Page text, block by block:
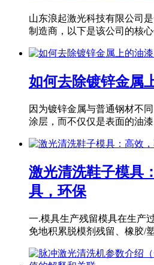
山东浪起激光科技有限公司
制造商，以下是该公司的核
如何去除镀锌金属
因为镀锌金属与普通钢材不
涂层，而不仅仅是表面的油
激光清洗鞋子模具
具，环保
一.模具生产残留模具在生产
免地积累脱模剂残留、橡胶/